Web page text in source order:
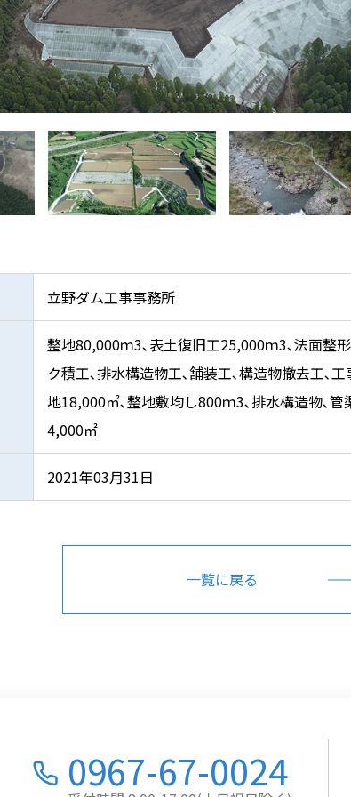
立野ダム工事事務所
整地80,000ｍ3､表土復旧工25,000ｍ3､法面整
ク積工､排水構造物工､舗装工､構造物撤去工､
地18,000㎡､整地敷均し800ｍ3､排水構造物､管
4,000㎡
2021年03月31日
一覧に戻る
0967-67-0024